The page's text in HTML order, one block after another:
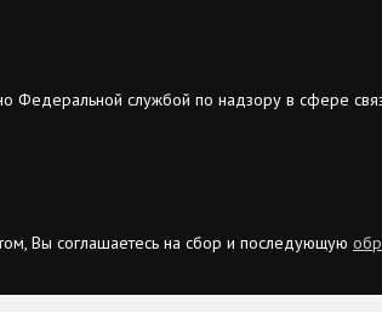
службой по надзору в сфере
Вы соглашаетесь на сбор и последующую